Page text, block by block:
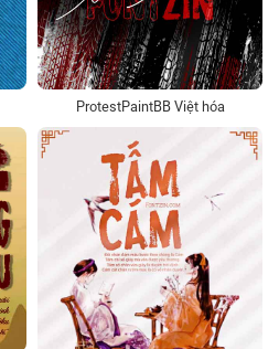
ProtestPaintBB Việt hóa